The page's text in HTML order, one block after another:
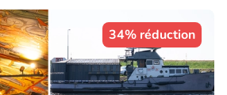
34% réduction